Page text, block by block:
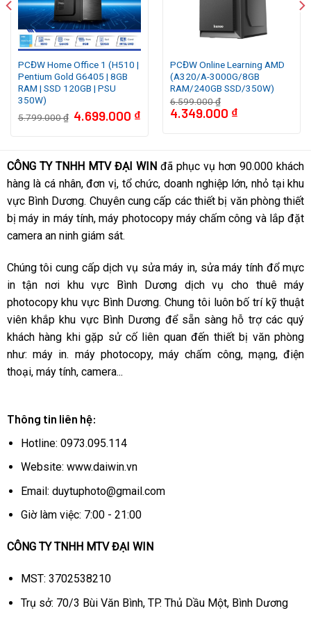
CPU AMD Ryzen 9 5900X / 3.7 GHz (4.8GHz Max
Boost) / 70MB Cache / 12 cores, 24 threads /
105W / Socket AM4
Dưa trên nền tảng 7nm TSMC FinFet, Ryzen 9
5900X với xung nhịp mặc định 3.7Ghz, xung nhịp
suất công việc. Với sự lựa chọn CPU là Ryzen 9-
5900X, PCĐW AMD WS04 được định hình là bộ PC
tập trung cho nền tảng Media bao gồm Render,
Edit Video, Photoshop và làm phim đều đạt hiệu
Mainboard ASUS TUF GAMING B550M-PLUS
Là mẫu bo mạch chủ tầm trung của ASUS, hỗ trợ
PCĐW Home Office 1 (H510 |
Pentium Gold G6405 | 8GB
RAM | SSD 120GB | PSU
350W)
5.799.000₫ 4.699.000 ₫
PCĐW Online Learning AMD
(A320/A-3000G/8GB
RAM/240GB SSD/350W)
6.599.000₫
4.349.000 ₫
CÔNG TY TNHH MTV ĐẠI WIN đã phục vụ hơn 90.000 khách
hàng là cá nhân, đơn vị, tổ chức, doanh nghiệp lớn, nhỏ tại khu
vực Bình Dương. Chuyên cung cấp các thiết bị văn phòng thiết
bị máy in máy tính, máy photocopy máy chấm công và lắp đặt
camera an ninh giám sát.
Chúng tôi cung cấp dịch vụ sửa máy in, sửa máy tính đổ mực
in tận nơi khu vực Bình Dương dịch vụ cho thuê máy
photocopy khu vực Bình Dương. Chung tôi luôn bố trí kỹ thuật
viên khắp khu vực Bình Dương để sẵn sàng hỗ trợ các quý
khách hàng khi gặp sử cố liên quan đến thiết bị văn phòng
như: máy in. máy photocopy, máy chấm công, mạng, điện
thoại, máy tính, camera...
Thông tin liên hệ:
Hotline: 0973.095.114
Website: www.daiwin.vn
Email: duytuphoto@gmail.com
Giờ làm việc: 7:00 - 21:00
CÔNG TY TNHH MTV ĐẠI WIN
MST: 3702538210
Trụ sở: 70/3 Bùi Văn Bình, TP. Thủ Dầu Một, Bình Dương